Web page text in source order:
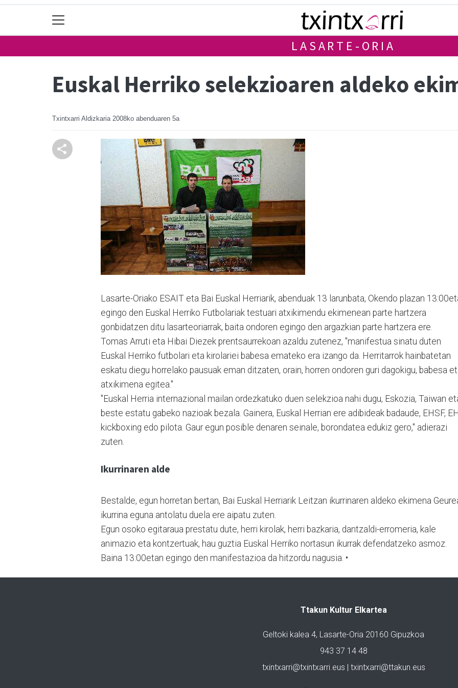
LASARTE-ORIA
Euskal Herriko selekzioaren aldeko
Txintxarri Aldizkaria 2008ko abenduaren 5a
Lasarte-Oriako ESAIT eta Bai Euskal Herriarik, abenduak 13 larunbata, Okendo plazan
egingo den Euskal Herriko Futbolariak testuari atxikimendu ekimenean parte hartzera
gonbidatzen ditu lasarteoriarrak, baita ondoren egingo den argazkian parte hartzera ere.
Tomas Arruti eta Hibai Diezek prentsaurrekoan azaldu zutenez, "manifestua sinatu duten
Euskal Herriko futbolari eta kirolariei babesa emateko era izango da. Herritarrok hainbatetan
eskatu diegu horrelako pausuak eman ditzaten, orain, horren ondoren guri dagokigu, babesa
atxikimena egitea."
"Euskal Herria internazional mailan ordezkatuko duen selekzioa nahi dugu, Eskozia, Taiwan
beste estatu gabeko nazioak bezala. Gainera, Euskal Herrian ere adibideak badaude, EHSF,
kickboxing edo pilota. Gaur egun posible denaren seinale, borondatea edukiz gero," adierazi
zuten.
Ikurrinaren alde
Bestalde, egun horretan bertan, Bai Euskal Herriarik Leitzan ikurrinaren aldeko ekimena
ikurrina eguna antolatu duela ere aipatu zuten.
Egun osoko egitaraua prestatu dute, herri kirolak, herri bazkaria, dantzaldi-erromeria, kale
animazio eta kontzertuak, hau guztia Euskal Herriko nortasun ikurrak defendatzeko asmoz.
Baina 13:00etan egingo den manifestazioa da hitzordu nagusia. •
Ttakun Kultur Elkartea
Geltoki kalea 4, Lasarte-Oria 20160 Gipuzkoa
943 37 14 48
txintxarri@txintxarri.eus | txintxarri@ttakun.eus